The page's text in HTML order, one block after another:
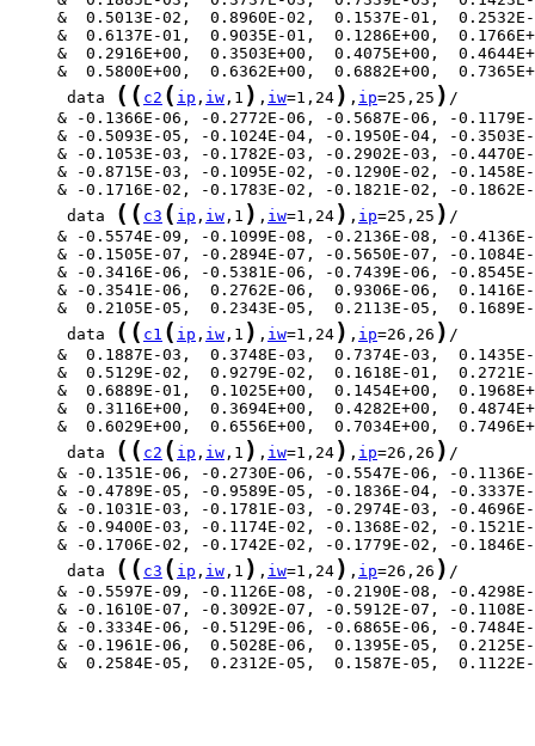
      data
( ( c2 ( ip , iw ,1 ) , iw=1,24 ) , ip=25,25 )
      data
( ( c3 ( ip , iw ,1 ) , iw=1,24 ) , ip=25,25 )
      data
( ( c1 ( ip , iw ,1 ) , iw=1,24 ) , ip=26,26 )
      data
( ( c2 ( ip , iw ,1 ) , iw=1,24 ) , ip=26,26 )
      data
( ( c3 ( ip , iw ,1 ) , iw=1,24 ) , ip=26,26 )